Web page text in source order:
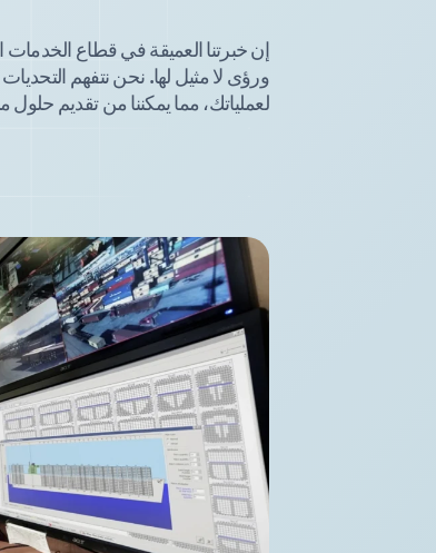
إن خبرتنا العميقة في قطاع الخدمات
ورؤى لا مثيل لها. نحن نتفهم
لعملياتك، مما يمكننا من تقديم
نظام TOS
نظام WMS
نظاما YMS وTMS